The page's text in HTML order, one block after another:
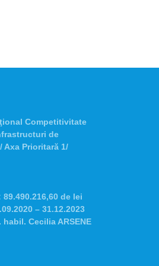
Competitivitate
de
Axa Prioritară 1/
89.490.216,60 de lei
– 31.12.2023
habil. Cecilia ARSENE